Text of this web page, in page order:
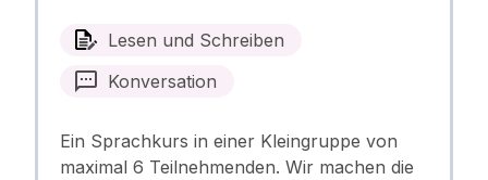
Lesen und Schreiben
Konversation
Ein Sprachkurs in einer Kleingruppe von
maximal 6 Teilnehmenden. Wir machen die